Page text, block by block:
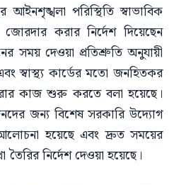
পরিস্থিতি স্বাভাবিক
করার নির্দেশ দিয়েছেন
সময় দেওয়া প্রতিশ্রুতি অনুযায়ী
স্বাস্থ্য কার্ডের মতো জনহিতকর
কাজ শুরু করতে বলা হয়েছে।
জন্য বিশেষ সরকারি উদ্যোগ
আলোচনা হয়েছে এবং দ্রুত সময়ের
নির্দেশ দেওয়া হয়েছে।